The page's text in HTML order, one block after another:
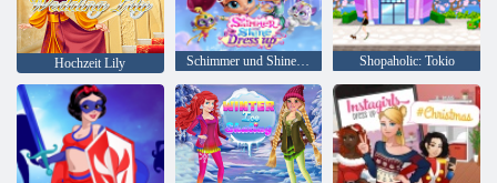
Hochzeit Lily Schimmer und Shine Dress up Shopaholic: Tokio